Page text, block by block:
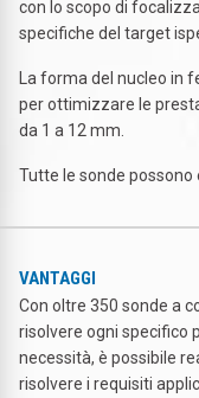
con lo scopo di
specifiche del target
La forma del nucleo in
per ottimizzare le
da 1 a 12 mm.
Tutte le sonde possono
VANTAGGI
Con oltre 350 sonde a
risolvere ogni specifico
necessità, è possibile
risolvere i requisiti